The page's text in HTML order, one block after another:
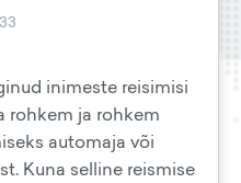
inimeste reisimisi
rohkem ja rohkem
automaja või
Kuna selline reismise